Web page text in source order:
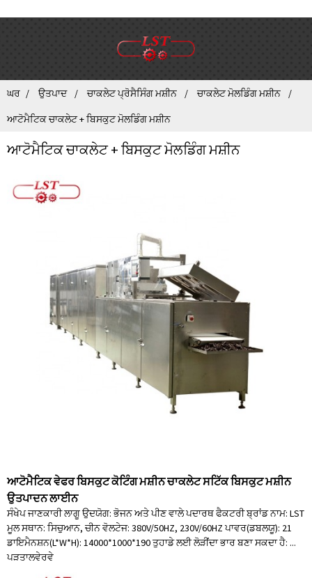
ਘਰ ਉਤਪਾਦ ਚਾਕਲੇਟ ਪ੍ਰੋਸੈਸਿੰਗ ਮਸ਼ੀਨ ਚਾਕਲੇਟ ਮੋਲਡਿੰਗ ਮਸ਼ੀਨ
ਆਟੋਮੈਟਿਕ ਚਾਕਲੇਟ + ਬਿਸਕੁਟ ਮੋਲਡਿੰਗ ਮਸ਼ੀਨ
ਆਟੋਮੈਟਿਕ ਚਾਕਲੇਟ + ਬਿਸਕੁਟ ਮੋਲਡਿੰਗ ਮਸ਼ੀਨ
ਆਟੋਮੈਟਿਕ ਵੇਫਰ ਬਿਸਕੁਟ ਕੋਟਿੰਗ ਮਸ਼ੀਨ ਚਾਕਲੇਟ ਸਟਿੱਕ ਬਿਸਕੁਟ ਮਸ਼ੀਨ
ਉਤਪਾਦਨ ਲਾਈਨ
ਸੰਖੇਪ ਜਾਣਕਾਰੀ ਲਾਗੂ ਉਦਯੋਗ: ਭੋਜਨ ਅਤੇ ਪੀਣ ਵਾਲੇ ਪਦਾਰਥ ਫੈਕਟਰੀ ਬ੍ਰਾਂਡ ਨਾਮ: LST
ਮੂਲ ਸਥਾਨ: ਸਿਚੁਆਨ, ਚੀਨ ਵੋਲਟੇਜ: 380V/50HZ, 230V/60HZ ਪਾਵਰ(ਡਬਲਯੂ): 21
ਡਾਇਮੈਨਸ਼ਨ(L*W*H): 14000*1000*190 ਤੁਹਾਡੇ ਲਈ ਲੋੜੀਂਦਾ ਭਾਰ ਬਣਾ ਸਕਦਾ ਹੈ: ...
ਪੜਤਾਲਵੇਰਵੇ